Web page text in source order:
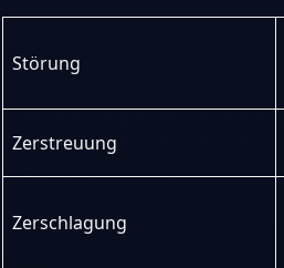
Störung
Zerstreuung
Zerschlagung